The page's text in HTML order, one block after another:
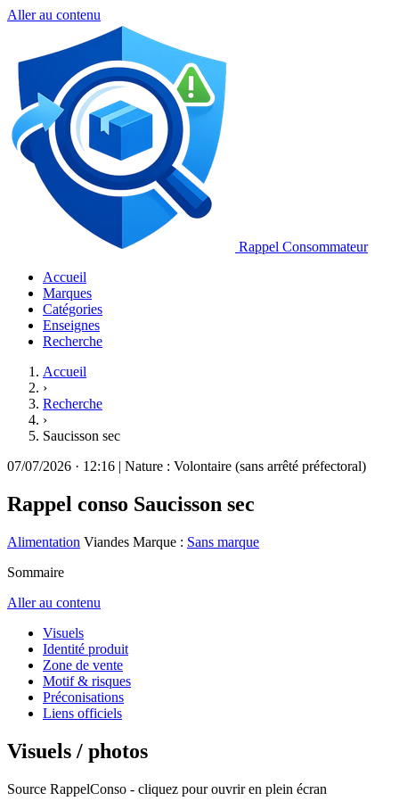
Aller au contenu
Rappel Consommateur
Accueil
Marques
Catégories
Enseignes
Recherche
Accueil
›
Recherche
›
Saucisson sec
07/07/2026 · 12:16 | Nature : Volontaire (sans arrêté préfectoral)
Rappel conso Saucisson sec
Alimentation Viandes Marque : Sans marque
Sommaire
Aller au contenu
Visuels
Identité produit
Zone de vente
Motif & risques
Préconisations
Liens officiels
Visuels / photos
Source RappelConso - cliquez pour ouvrir en plein écran